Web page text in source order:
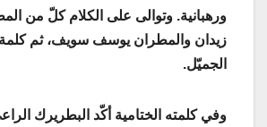
ورهبانية. وتوالى على الكلام كلّ من
زيدان والمطران يوسف سويف، ثم
الجميّل.
وفي كلمته الختامية أكّد البطريرك